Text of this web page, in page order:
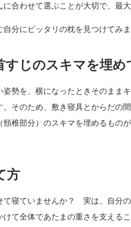
合わせて選ぶことが大切で、最
分にピッタリの枕を見つけてみま
すじのスキマを埋め
姿勢を、横になったときそのまま
そのため、敷き寝具とからだの
頸椎部分）のスキマを埋めるもの
方
て寝ていませんか？ 実は、自分
て全体であたまの重さを支える